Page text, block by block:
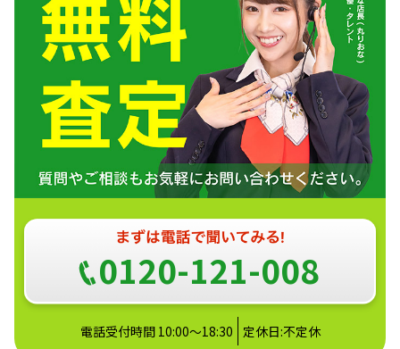
0120-121-008
電話受付時間 10:00～18:30 定休日:不定休